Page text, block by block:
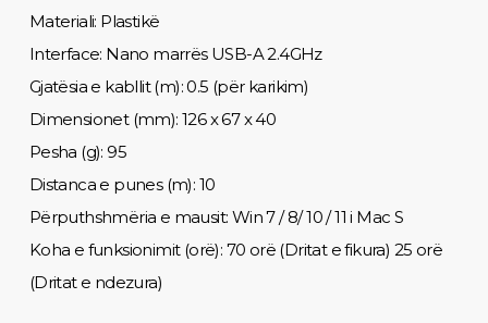
Materiali: Plastikë
Interface: Nano marrës USB-A 2.4GHz
Gjatësia e kabllit (m): 0.5 (për karikim)
Dimensionet (mm): 126 x 67 x 40
Pesha (g): 95
Distanca e punes (m): 10
Përputhshmëria e mausit: Win 7 / 8/ 10 / 11 i Mac S
Koha e funksionimit (orë): 70 orë (Dritat e fikura) 25 orë
(Dritat e ndezura)